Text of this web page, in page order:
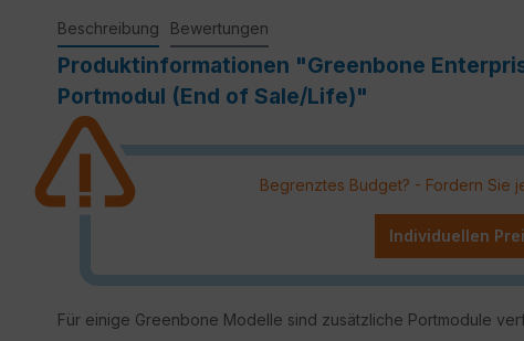
Beschreibung Bewertungen
Produktinformationen "Greenbone
Portmodul (End of Sale/Life)"
Begrenztes Budget? - Fordern Sie
Individuellen
Für einige Greenbone Modelle sind zusätzliche Portmodule